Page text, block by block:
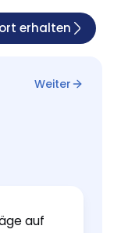
erhalten
Weiter
auf